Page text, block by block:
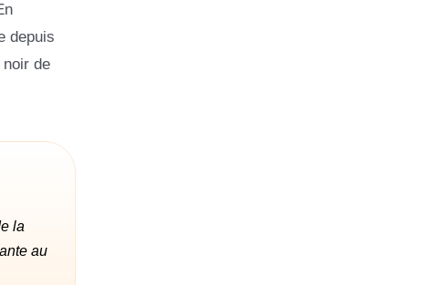
depuis
de
la
au